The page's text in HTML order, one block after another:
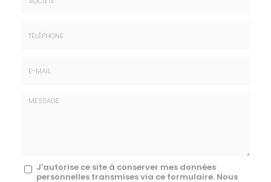
Message
J'autorise ce site à conserver mes données
personnelles transmises via ce formulaire. Nous